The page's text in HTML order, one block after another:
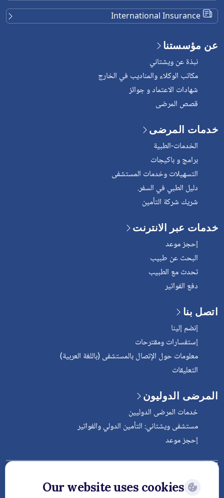
عن مؤسستنا
نبذة عن ويشتاني
مكاتب الوكلاء والمناديب في الخارج
شهادات الاعتماد و جوائز
قصص المرضى
خدمات المرضى
الخدمات-الطبية
برامج و باكيجات
التسهيلات وخدمات المستشفى
دليل الطبي في السفر.
شريك شركة التأمين
خدمات عبر الانترنت
إحجز موعد
البحث عن طبيب
تحدث مع الطبيب
دفع الفواتير
اتصل بنا
إنضم إلينا
إستفسارات ومقترحات
معلومات حول الإتصال بالمستشفى (باللغة العربية)
التعليقات
المرضى الدوليون
خدمات المرضى الدوليين
مستشفى ويشتاني: التأمين الدولي والفواتير
إحجز موعد
Follow Vejthani International
Hospital
Our website uses cookies